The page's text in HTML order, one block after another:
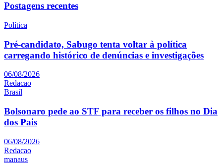
Postagens recentes
Política
Pré-candidato, Sabugo tenta voltar à política
carregando histórico de denúncias e investigações
06/08/2026
Redacao
Brasil
Bolsonaro pede ao STF para receber os filhos no Dia
dos Pais
06/08/2026
Redacao
manaus